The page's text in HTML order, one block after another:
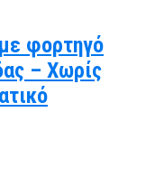
φορτηγό
– Χωρίς